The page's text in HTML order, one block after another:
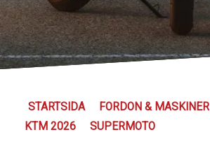
STARTSIDA
FORDON & MASKINER
KTM 2026
SUPERMOTO